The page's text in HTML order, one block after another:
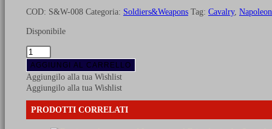
COD: S&W-008 Categoria: Soldiers&Weapons Tag: Cavalry,
Disponibile
L'esercito
del
Regno
Italico
1806-
14
AGGIUNGI AL CARRELLO
Aggiungilo alla tua Wishlist
Aggiungilo alla tua Wishlist
PRODOTTI CORRELATI